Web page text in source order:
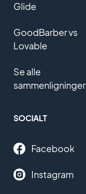
Glide
GoodBarber vs
Lovable
Se alle
sammenligninger
SOCIALT
Facebook
Instagram